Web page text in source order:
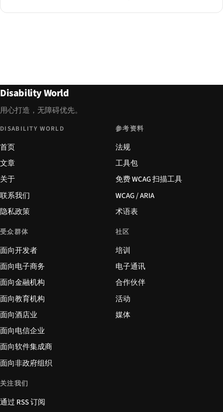
Disability World
用心打造，无障碍优先。
DISABILITY WORLD
首页
文章
关于
联系我们
隐私政策
参考资料
法规
工具包
免费 WCAG 扫描工具
WCAG / ARIA
术语表
受众群体
面向开发者
面向电子商务
面向金融机构
面向教育机构
面向酒店业
面向电信企业
面向软件集成商
面向非政府组织
社区
培训
电子通讯
合作伙伴
活动
媒体
关注我们
通过 RSS 订阅